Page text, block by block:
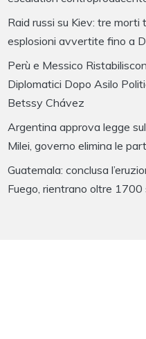
Raid russi su Kiev: tre morti
esplosioni avvertite fino a
Perù e Messico
Diplomatici Dopo Asilo
Betssy Chávez
Argentina approva legge
Milei, governo elimina le
Guatemala: conclusa
Fuego, rientrano oltre